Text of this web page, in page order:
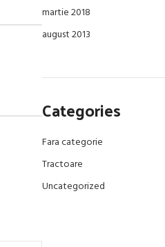
martie 2018
august 2013
Categories
Fara categorie
Tractoare
Uncategorized